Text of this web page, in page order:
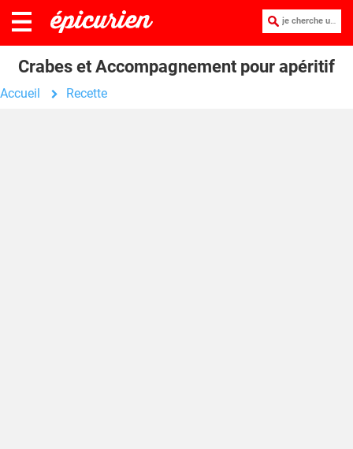
je cherche une recette :
Crabes et Accompagnement pour apéritif
Accueil Recette